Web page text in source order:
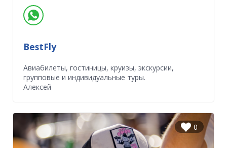
BestFly
Авиабилеты, гостиницы, круизы, экскурсии,
групповые и индивидуальные туры.
Алексей
0